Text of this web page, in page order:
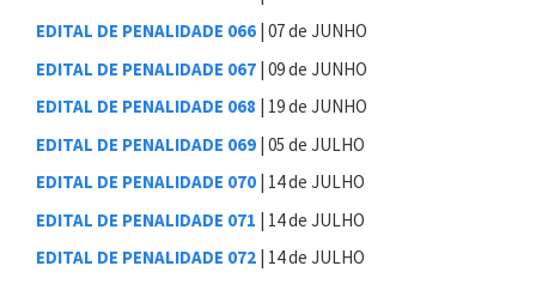
EDITAL DE PENALIDADE 066 | 07 de JUNHO
EDITAL DE PENALIDADE 067 | 09 de JUNHO
EDITAL DE PENALIDADE 068 | 19 de JUNHO
EDITAL DE PENALIDADE 069 | 05 de JULHO
EDITAL DE PENALIDADE 070 | 14 de JULHO
EDITAL DE PENALIDADE 071 | 14 de JULHO
EDITAL DE PENALIDADE 072 | 14 de JULHO